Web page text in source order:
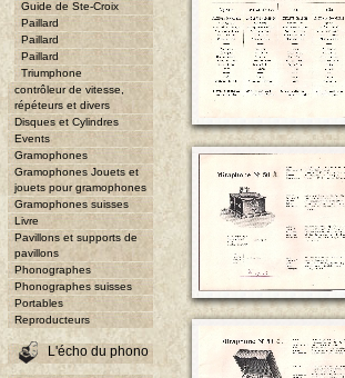
Guide de Ste-Croix
Paillard
Paillard
Paillard
Triumphone
contrôleur de vitesse,
répéteurs et divers
Disques et Cylindres
Events
Gramophones
Gramophones Jouets et
jouets pour gramophones
Gramophones suisses
Livre
Pavillons et supports de
pavillons
Phonographes
Phonographes suisses
Portables
Reproducteurs
L'écho du phono